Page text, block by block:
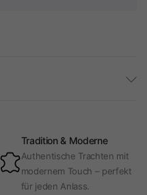
Tradition & Moderne
Authentische Trachten mit
modernem Touch – perfekt
für jeden Anlass.